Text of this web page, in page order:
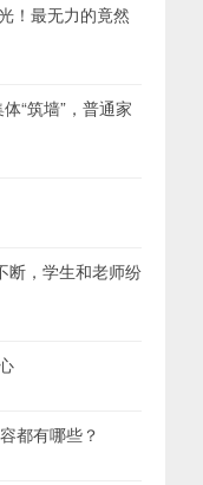
！最无力的竟然
“筑墙”，普通家
断，学生和老师纷
都有哪些？